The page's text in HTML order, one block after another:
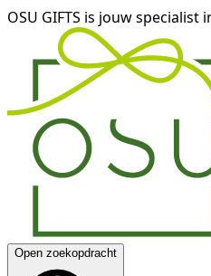
OSU GIFTS is jouw specialist
Open zoekopdracht